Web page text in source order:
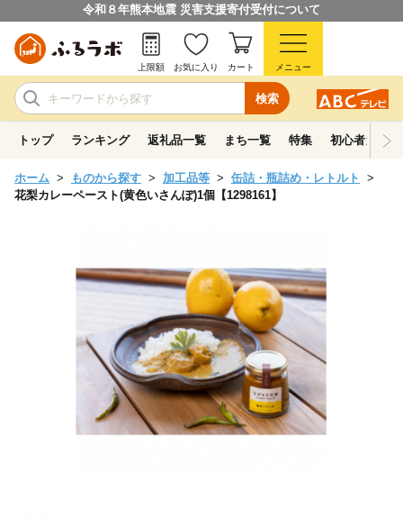
令和８年熊本地震 災害支援寄付受付について
検索
上限額 お気に入り カート メニュー
トップ ランキング 返礼品一覧 まち一覧 特集 初心者ガイド
ホーム ものから探す 加工品等
缶詰・瓶詰め・レトルト
花梨カレーペースト(黄色いさんぽ)1個【1298161】